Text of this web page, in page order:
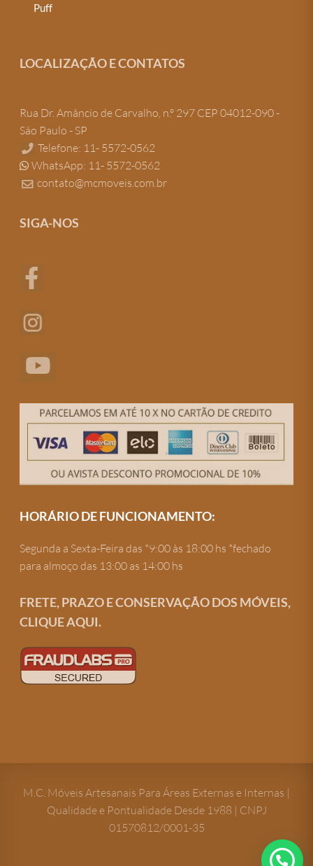
Puff
LOCALIZAÇÃO E CONTATOS
Rua Dr. Amâncio de Carvalho, n.º 297 CEP 04012-090 -
São Paulo - SP
Telefone: 11- 5572-0562
WhatsApp: 11- 5572-0562
contato@mcmoveis.com.br
SIGA-NOS
HORÁRIO DE FUNCIONAMENTO:
Segunda a Sexta-Feira das *9:00 às 18:00 hs *fechado
para almoço das 13:00 as 14:00 hs
FRETE, PRAZO E CONSERVAÇÃO DOS MÓVEIS,
CLIQUE AQUI.
M.C. Móveis Artesanais Para Áreas Externas e Internas |
Qualidade e Pontualidade Desde 1988 | CNPJ
01570812/0001-35